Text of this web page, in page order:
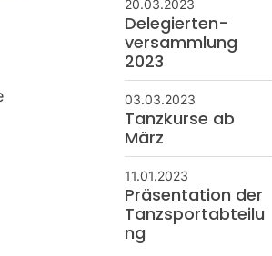
20.03.2023
Delegierten-
versammlung
2023
03.03.2023
Tanzkurse ab
März
11.01.2023
Präsentation der
Tanzsportabteilu
ng